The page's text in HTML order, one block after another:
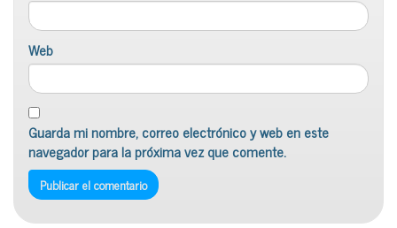
Web
Guarda mi nombre, correo electrónico y web en este
navegador para la próxima vez que comente.